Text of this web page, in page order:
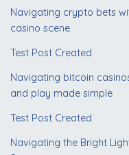
Navigating crypto bets
casino scene
Test Post Created
Navigating bitcoin
and play made simple
Test Post Created
Navigating the Bright